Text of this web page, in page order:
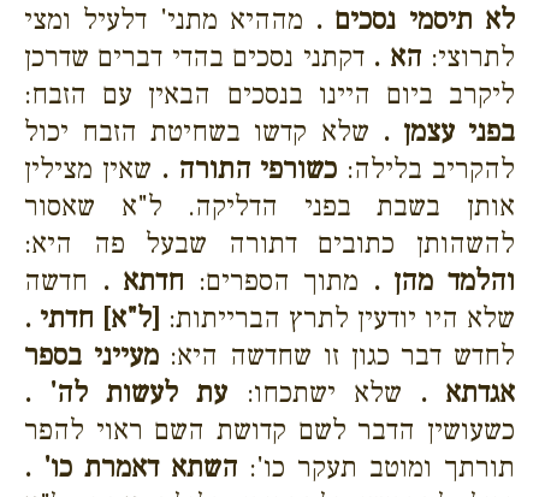
לא תיסמי נסכים . מההיא מתני' דלעיל ומצי
לתרוצי: הא . דקתני נסכים בהדי דברים שדרכן
ליקרב ביום היינו בנסכים הבאין עם הזבח:
בפני עצמן . שלא קדשו בשחיטת הזבח יכול
להקריב בלילה: כשורפי התורה . שאין מצילין
אותן בשבת בפני הדליקה. ל"א שאסור
להשהותן כתובים דתורה שבעל פה היא:
והלמד מהן . מתוך הספרים: חדתא . חדשה
שלא היו יודעין לתרץ הברייתות: [ל"א] חדתי .
לחדש דבר כגון זו שחדשה היא:מעייני בספר
אגדתא . שלא ישתכחו: עת לעשות לה' .
כשעושין הדבר לשם קדושת השם ראוי להפר
תורתך ומוטב תעקר כו': השתא דאמרת כו' .